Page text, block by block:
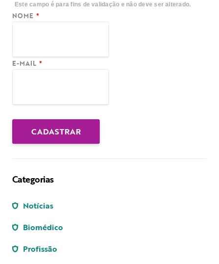
Este campo é para fins de validação e não deve ser alterado.
NOME *
E-MAIL *
Categorias
Notícias
Biomédico
Profissão